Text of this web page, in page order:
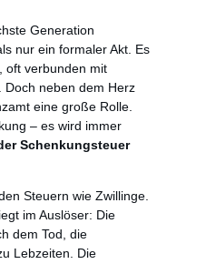
Generation
nur ein formaler Akt. Es
oft verbunden mit
Doch neben dem Herz
eine große Rolle.
– es wird immer
Schenkungsteuer
Steuern wie Zwillinge.
im Auslöser: Die
dem Tod, die
Lebzeiten. Die